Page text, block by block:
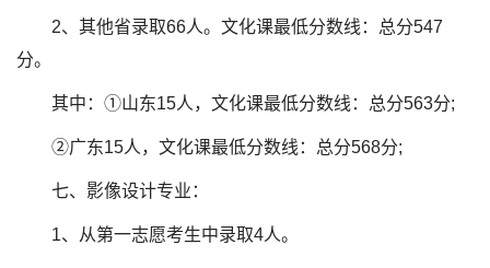
2、其他省录取66人。文化课最低分数线：总分547
分。
其中：①山东15人，文化课最低分数线：总分563分;
②广东15人，文化课最低分数线：总分568分;
七、影像设计专业：
1、从第一志愿考生中录取4人。